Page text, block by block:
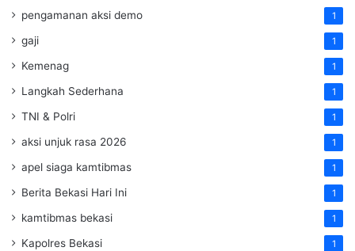
pengamanan aksi demo 1
gaji 1
Kemenag 1
Langkah Sederhana 1
TNI & Polri 1
aksi unjuk rasa 2026 1
apel siaga kamtibmas 1
Berita Bekasi Hari Ini 1
kamtibmas bekasi 1
Kapolres Bekasi 1